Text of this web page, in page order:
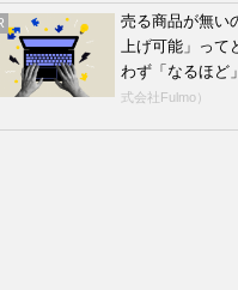
売る商品が無い
上げ可能」って
わず「なるほど
式会社Fulmo）